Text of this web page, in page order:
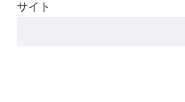
サイト